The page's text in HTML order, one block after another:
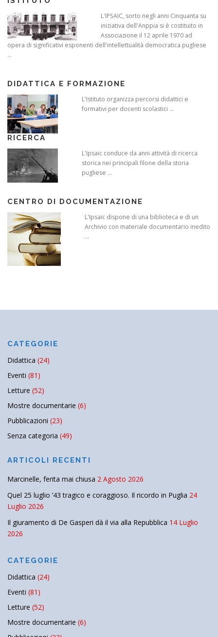
L'IPSAIC, sorto negli anni Cinquanta su
iniziativa dell'Anppia si è costituito in
Associazione il 12 aprile 1970 ad
opera di significativi esponenti dell'intellettualità democratica pugliese
...
DIDATTICA E FORMAZIONE
L'Istituto organizza percorsi didattici e
formativi per docenti scolastici ...
RICERCA
L'Ipsaic conduce da anni attività di ricerca
storica nei principali filone della storia
pugliese ...
CENTRO DI DOCUMENTAZIONE
L'Ipsaic dispone di una biblioteca e di un
Archivio con materiale documentario inedito
...
CATEGORIE
Didattica (24)
Eventi (81)
Letture (52)
Mostre documentarie (6)
Pubblicazioni (23)
Senza categoria (49)
ARTICOLI RECENTI
Marcinelle, ferita mai chiusa 2 Agosto 2026
Quel 25 luglio ’43 tragico e coraggioso. Il ricordo in Puglia 24
Luglio 2026
Il giuramento di De Gasperi dà il via alla Repubblica 14 Luglio
2026
CATEGORIE
Didattica (24)
Eventi (81)
Letture (52)
Mostre documentarie (6)